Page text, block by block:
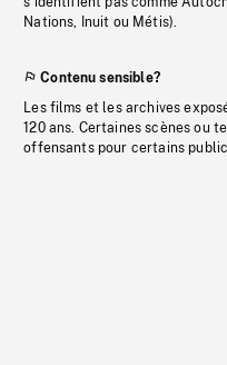
Nations, Inuit ou Métis).
Contenu sensible?
Les films et les archives
120 ans. Certaines scènes ou
offensants pour certains